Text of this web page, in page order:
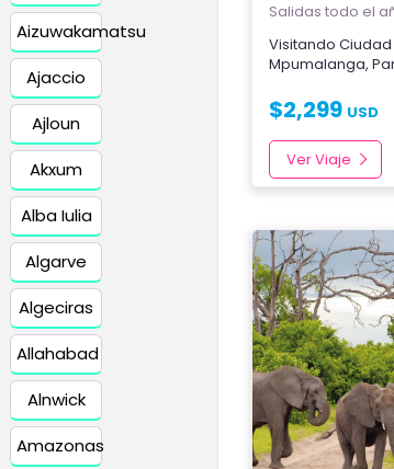
Aizuwakamatsu
Ajaccio
Ajloun
Akxum
Alba Iulia
Algarve
Algeciras
Allahabad
Alnwick
Amazonas
Salidas todo el
Visitando
Mpumalanga,
$2,299 USD
Ver Viaje